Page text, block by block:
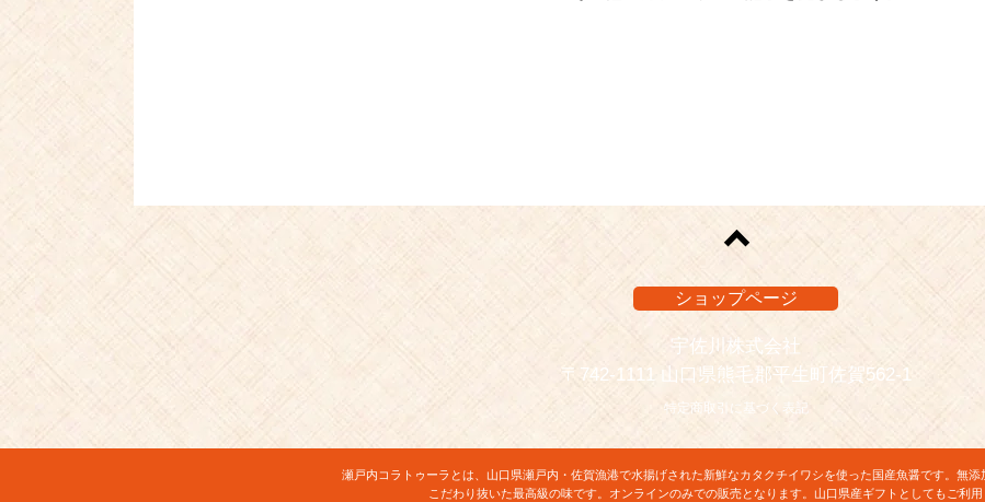
宇佐川株式会社
〒742-1111 山口県熊毛郡平生町佐賀562-1
ショップページ
瀬戸内コラトゥーラとは、山口県瀬戸内・佐賀漁港で水揚げされた新鮮なカタクチイワシを使った国産魚醤です。無添
こだわり抜いた最高級の味です。オンラインのみでの販売となります。山口県産ギフトとしてもご利用
特定商取引に基づく表記